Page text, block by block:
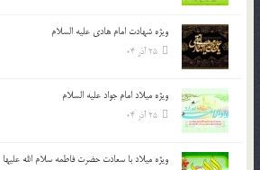
ویژه شهادت امام هادی علیه السلام
25 آذر 04
ویژه میلاد امام جواد علیه السلام
25 آذر 04
ویژه میلاد با سعادت حضرت فاطمه سلام الله علیها